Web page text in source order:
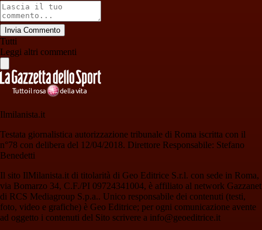
Invia Commento
Tutti
Leggi altri commenti
Ilmilanista.it
Testata giornalistica autorizzazione tribunale di Roma iscritta con il
n°78 con delibera del 12/04/2018. Direttore Responsabile: Stefano
Benedetti
Il sito IlMilanista.it di titolarità di Geo Editrice S.r.l. con sede in Roma,
via Bomarzo 34, C.F./PI 09724341004, è affiliato al network Gazzanet
di RCS Mediagroup S.p.a.. Unico responsabile dei contenuti (testi,
foto, video e grafiche) è Geo Editrice; per ogni comunicazione avente
ad oggetto i contenuti del Sito scrivere a info@geoeditrice.it